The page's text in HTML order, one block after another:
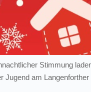
Stimmung
am